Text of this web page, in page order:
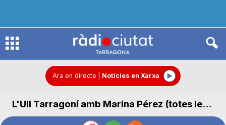
R
d
Ara en directe Notícies en Xarxa
L'Ull Tarragoní amb Marina Pérez (totes les seccions)